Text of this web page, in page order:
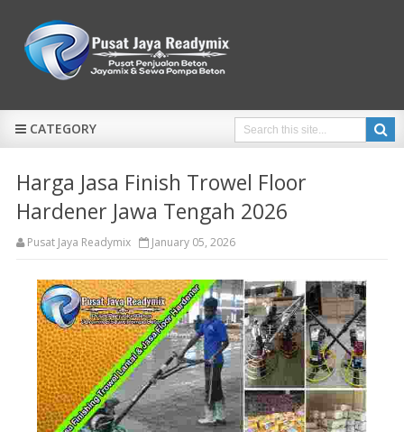
CATEGORY
Harga Jasa Finish Trowel Floor
Hardener Jawa Tengah 2026
Pusat Jaya Readymix January 05, 2026